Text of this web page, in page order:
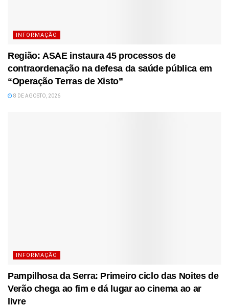
INFORMAÇÃO
Região: ASAE instaura 45 processos de
contraordenação na defesa da saúde pública em
“Operação Terras de Xisto”
8 DE AGOSTO, 2026
INFORMAÇÃO
Pampilhosa da Serra: Primeiro ciclo das Noites de
Verão chega ao fim e dá lugar ao cinema ao ar
livre